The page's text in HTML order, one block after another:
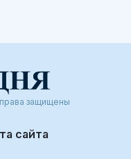
защищены
сайта